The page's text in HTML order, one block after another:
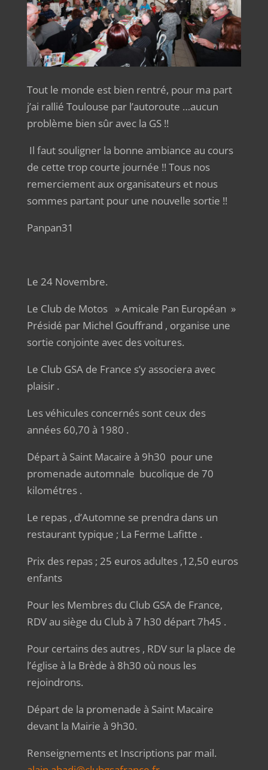
Tout le monde est bien rentré, pour ma part
j’ai rallié Toulouse par l’autoroute …aucun
problème bien sûr avec la GS !!
Il faut souligner la bonne ambiance au cours
de cette trop courte journée !! Tous nos
remerciement aux organisateurs et nous
sommes partant pour une nouvelle sortie !!
Panpan31
Le 24 Novembre.
Le Club de Motos » Amicale Pan Européan »
Présidé par Michel Gouffrand , organise une
sortie conjointe avec des voitures.
Le Club GSA de France s’y associera avec
plaisir .
Les véhicules concernés sont ceux des
années 60,70 à 1980 .
Départ à Saint Macaire à 9h30 pour une
promenade automnale bucolique de 70
kilométres .
Le repas , d’Automne se prendra dans un
restaurant typique ; La Ferme Lafitte .
Prix des repas ; 25 euros adultes ,12,50 euros
enfants
Pour les Membres du Club GSA de France,
RDV au siège du Club à 7 h30 départ 7h45 .
Pour certains des autres , RDV sur la place de
l’église à la Brède à 8h30 où nous les
rejoindrons.
Départ de la promenade à Saint Macaire
devant la Mairie à 9h30.
Renseignements et Inscriptions par mail.